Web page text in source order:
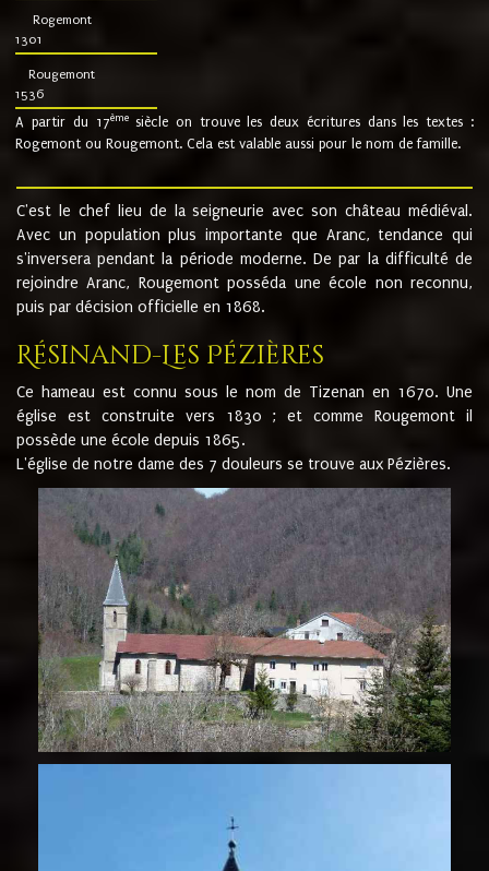
Rogemont
1301
Rougemont
1536
A partir du 17ème siècle on trouve les deux écritures dans les textes :
Rogemont ou Rougemont. Cela est valable aussi pour le nom de famille.
C'est le chef lieu de la seigneurie avec son château médiéval.
Avec un population plus importante que Aranc, tendance qui
s'inversera pendant la période moderne. De par la difficulté de
rejoindre Aranc, Rougemont posséda une école non reconnu,
puis par décision officielle en 1868.
Résinand-Les Pézières
Ce hameau est connu sous le nom de Tizenan en 1670. Une
église est construite vers 1830 ; et comme Rougemont il
possède une école depuis 1865.
L'église de notre dame des 7 douleurs se trouve aux Pézières.